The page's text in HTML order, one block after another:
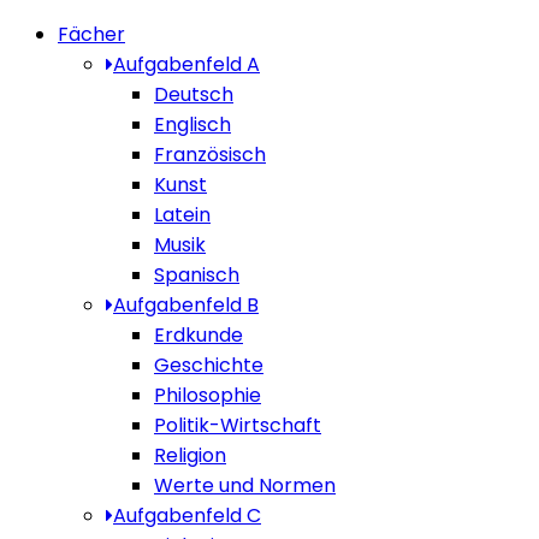
Fächer
Aufgabenfeld A
Deutsch
Englisch
Französisch
Kunst
Latein
Musik
Spanisch
Aufgabenfeld B
Erdkunde
Geschichte
Philosophie
Politik-Wirtschaft
Religion
Werte und Normen
Aufgabenfeld C